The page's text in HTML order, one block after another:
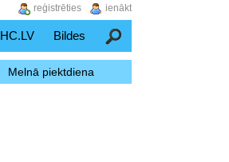
HC.LV Bildes Meklēšana
Melnā piektdiena
ienākt
reģistrēties